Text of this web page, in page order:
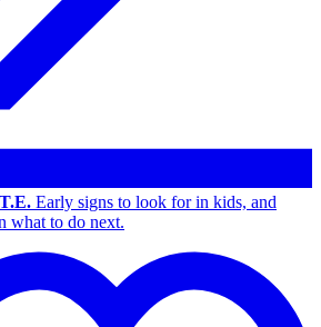
Early signs to look for in kids, and
what to do next.